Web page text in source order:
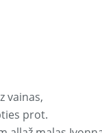
vainas,
prot.